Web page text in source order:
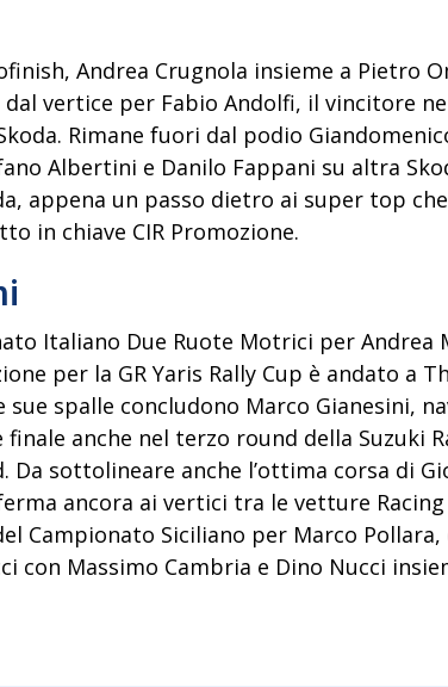
Andrea Crugnola insieme a Pietro
vertice per Fabio Andolfi, il vincitore
Rimane fuori dal podio
Albertini e Danilo Fappani su altra
appena un passo dietro ai super top
in chiave CIR Promozione.
Italiano Due Ruote Motrici per Andrea
per la GR Yaris Rally Cup è andato
sue spalle concludono Marco Gianesini,
finale anche nel terzo round della Suzuki
Da sottolineare anche l’ottima corsa di
ancora ai vertici tra le vetture
Campionato Siciliano per Marco
con Massimo Cambria e Dino Nucci